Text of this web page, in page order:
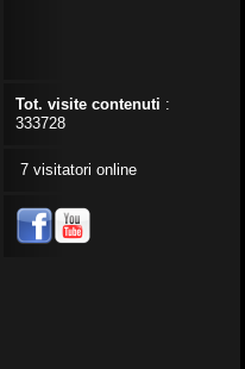
Tot. visite contenuti :
333728
7 visitatori online